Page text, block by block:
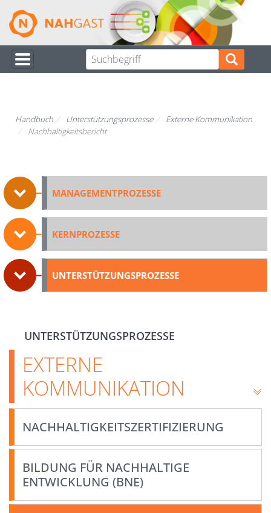
Direkt
zum
Inhalt
Handbuch Unterstützungsprozesse
Externe Kommunikation
Nachhaltigkeitsbericht
MANAGEMENTPROZESSE
KERNPROZESSE
UNTERSTÜTZUNGSPROZESSE
UNTERSTÜTZUNGSPROZESSE
EXTERNE
KOMMUNIKATION
NACHHALTIGKEITSZERTIFIZIERUNG
BILDUNG FÜR NACHHALTIGE
ENTWICKLUNG (BNE)